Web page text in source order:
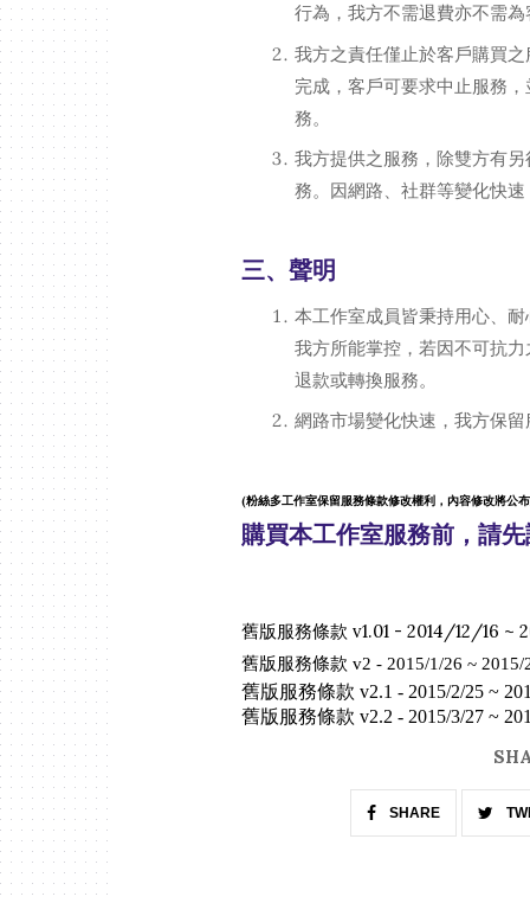
行為，我方不需退費亦不需為
我方之責任僅止於客戶購買
完成，客戶可要求中止服務
務。
我方提供之服務，除雙方有
務。因網路、社群等變化快
三、聲明
本工作室成員皆秉持用心、
我方所能掌控，若因不可抗
退款或轉換服務。
網路市場變化快速，我方保留
(粉絲多工作室保留服務條款修改權利，內容修改將公
購買本工作室服務前，請
舊版服務條款 v1.01 - 2014/12/16 ~
舊版服務條款 v2 - 2015/1/26 ~ 2015/
舊版服務條款 v2.1 - 2015/2/25 ~
舊版服務條款 v2.2 - 2015/3/27 ~
SHARE